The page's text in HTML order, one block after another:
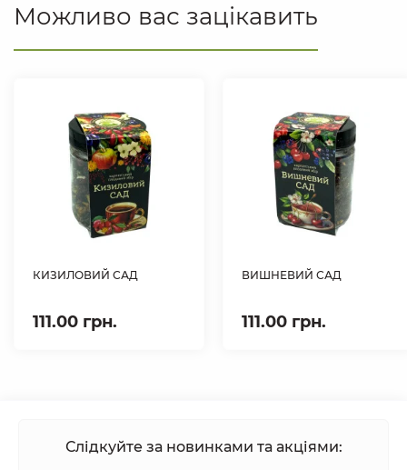
Можливо вас зацікавить
КИЗИЛОВИЙ САД
111.00 грн.
ВИШНЕВИЙ САД
111.00 грн.
Слідкуйте за новинками та акціями: